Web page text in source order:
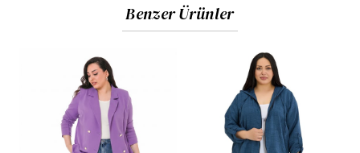
Benzer Ürünler